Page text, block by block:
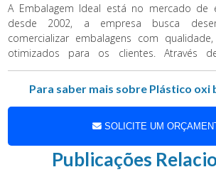
de modo que atenda as necessidades de
que haja um tamanho padrão de
atender a todos os cliente e empresas.
A Embalagem Ideal está no mercado de
desde 2002, a empresa busca
comercializar embalagens com
otimizados para os clientes. Através
personalizado, a Embalagem Ideal
oportunidades de melhoria, de redução de
também como garantir a qualidade das
colocação no mercado. Trabalhamos
melhores empresas do setor, oferecendo
em embalagens flexíveis. Garanta
biodegradável.
Para saber mais sobre Plástico oxi
SOLICITE UM
Publicações